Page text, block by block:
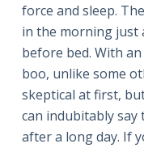
force and sleep.
in the morning just
before bed. With
boo, unlike some
skeptical at first,
can indubitably
after a long day. If